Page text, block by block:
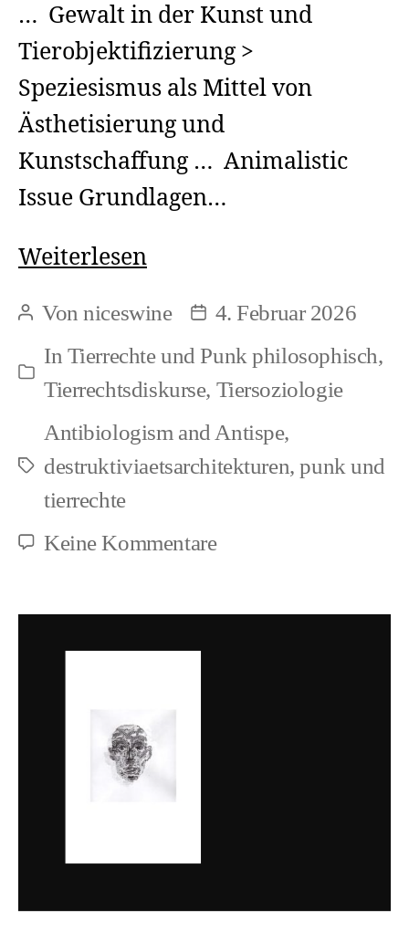
… Gewalt in der Kunst und
Tierobjektifizierung >
Speziesismus als Mittel von
Ästhetisierung und
Kunstschaffung … Animalistic
Issue Grundlagen…
WeiterlesenGrundlagen
Speziesismus
und
Kunst
Beitragsautor
Vonniceswine Beitragsdatum
4. Februar 2026
Kategorien
In Tierrechte und Punk philosophisch,
Tierrechtsdiskurse, Tiersoziologie
Schlagwörter
Antibiologism and Antispe,
destruktiviaetsarchitekturen,punk und
tierrechte
Keine Kommentarezu
>